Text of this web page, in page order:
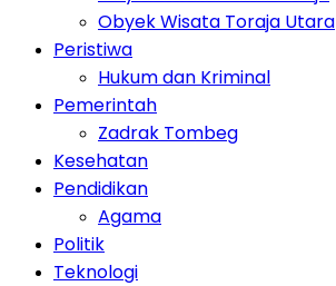
Obyek Wisata Toraja Utara
Peristiwa
Hukum dan Kriminal
Pemerintah
Zadrak Tombeg
Kesehatan
Pendidikan
Agama
Politik
Teknologi